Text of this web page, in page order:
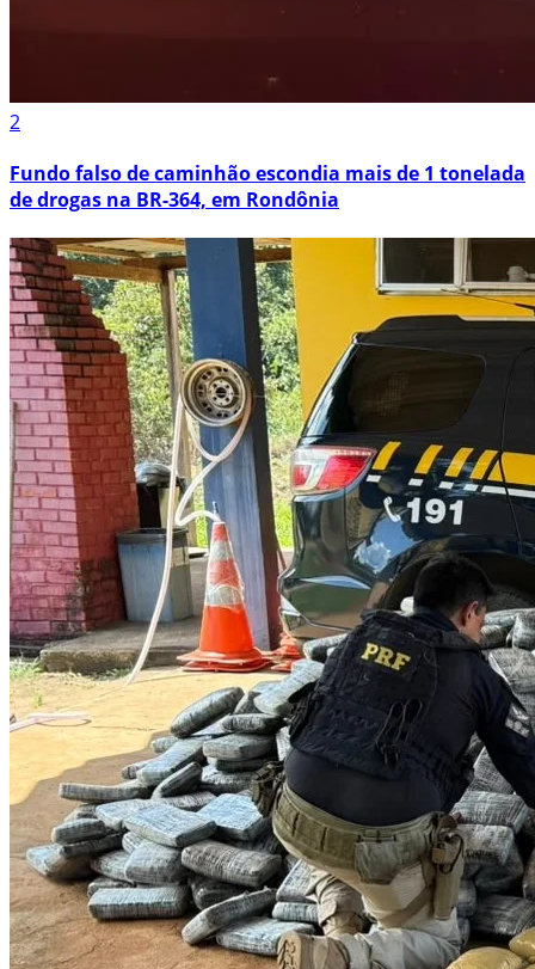
2
Fundo falso de caminhão escondia mais de 1 tonelada
de drogas na BR-364, em Rondônia